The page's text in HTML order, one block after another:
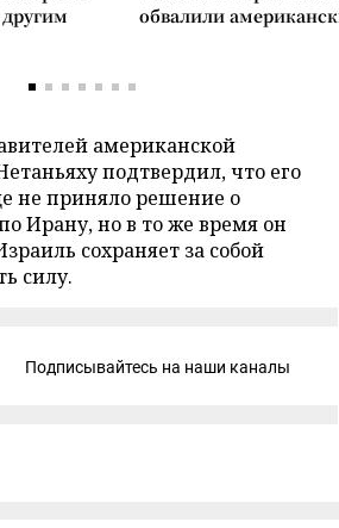
обвалили
американской
подтвердил, что его
не приняло решение о
Ирану, но в то же время он
сохраняет за собой
силу.
Подписывайтесь на наши каналы